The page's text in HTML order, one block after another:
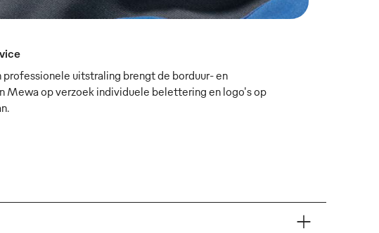
professionele uitstraling brengt de borduur- en
Mewa op verzoek individuele belettering en logo's op